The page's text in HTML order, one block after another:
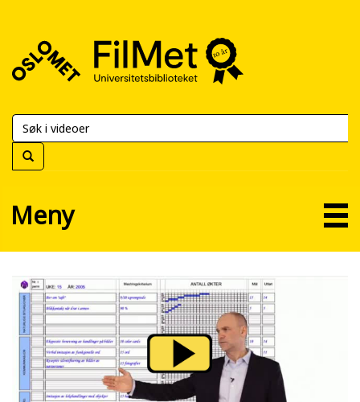
FilMet
Universitetsbiblioteket
Meny